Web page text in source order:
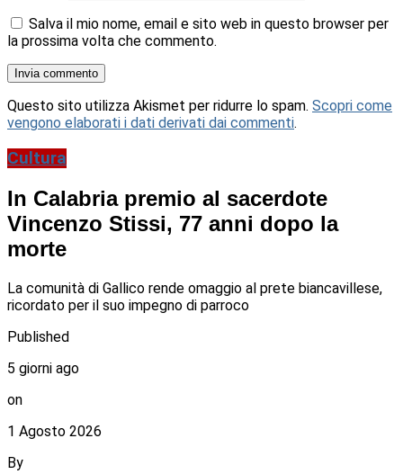
Salva il mio nome, email e sito web in questo browser per
la prossima volta che commento.
Questo sito utilizza Akismet per ridurre lo spam. Scopri come
vengono elaborati i dati derivati dai commenti.
Cultura
In Calabria premio al sacerdote
Vincenzo Stissi, 77 anni dopo la
morte
La comunità di Gallico rende omaggio al prete biancavillese,
ricordato per il suo impegno di parroco
Published
5 giorni ago
on
1 Agosto 2026
By